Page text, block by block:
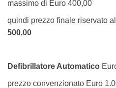
massimo di Euro 400,00
quindi prezzo finale riservato
500,00
Defibrillatore Automatico
prezzo convenzionato Euro